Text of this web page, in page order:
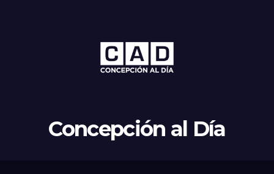
Concepción al Día